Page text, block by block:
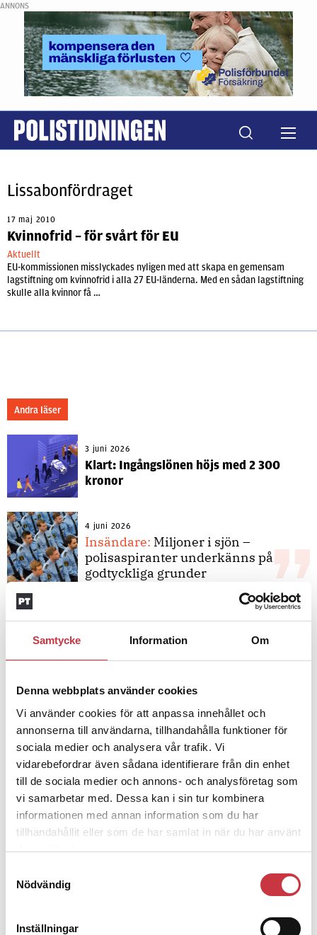
Samtycke Information Om
Denna webbplats använder cookies
Vi använder cookies för att anpassa innehållet och
annonserna till användarna, tillhandahålla funktioner för
sociala medier och analysera vår trafik. Vi
vidarebefordrar även sådana identifierare från din enhet
till de sociala medier och annons- och analysföretag som
vi samarbetar med. Dessa kan i sin tur kombinera
informationen med annan information som du har
tillhandahållit eller som de har samlat in när du har använt
deras tjänster.
Nödvändig
Inställningar
ANNONS
Lissabonfördraget
17 maj 2010
Kvinnofrid – för svårt för EU
Aktuellt
EU-kommissionen misslyckades nyligen med att skapa en gemensam
lagstiftning om kvinnofrid i alla 27 EU-länderna. Med en sådan lagstiftning
skulle alla kvinnor få …
Andra läser
3 juni 2026
Klart: Ingångslönen höjs med 2 300
kronor
4 juni 2026
Insändare: Miljoner i sjön –
polisaspiranter underkänns på
godtyckliga grunder
Jens Mårtensson:
Snart 20 år i tjänst
– nu ska han lära sig grunderna
4 juni 2026
Polisregionen erkänner fel: ”Kommer
att rättas till”
Debatt